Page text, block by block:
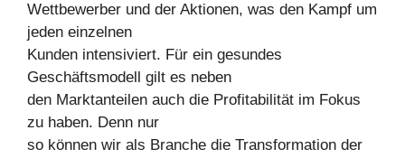
Wettbewerber und der Aktionen, was den Kampf um
jeden einzelnen
Kunden intensiviert. Für ein gesundes
Geschäftsmodell gilt es neben
den Marktanteilen auch die Profitabilität im Fokus
zu haben. Denn nur
so können wir als Branche die Transformation der